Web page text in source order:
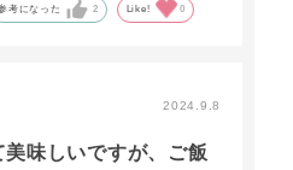
考になった 2 Like! 0
2024.9.8
味しいですが、ご飯